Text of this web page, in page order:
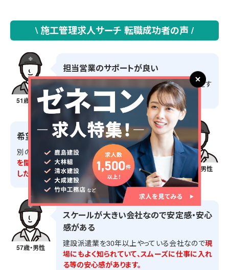
\ 施工管理求人サーチ 転職成功者の声 /
51歳・男性
担当営業のサポートが良い
在籍証明書や源泉徴収票などの必要な書類をす
ぐ準備してくれるため、仕事に集中できます。
50歳・男性
希望条件に合った仕事を紹介してもらえた
別の業務をしたいと相談したところ、細かく要望
を聞いてくれ希望通りの現場を紹介してもらえま
した。
57歳・男性
スケールが大きい会社なので安定感・安心
感がある
建設派遣業を30年以上やっている会社なので現
場にもよく知られていて、スムーズに仕事に入れ
る等の安心感があります。